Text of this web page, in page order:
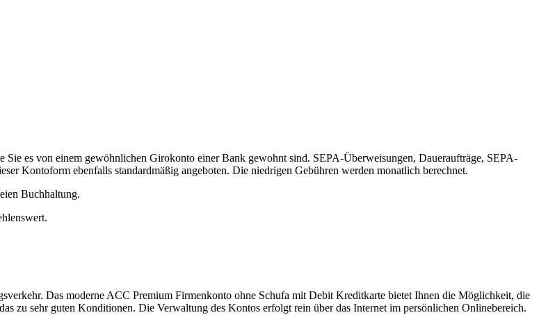
es von einem gewöhnlichen Girokonto einer Bank gewohnt sind. SEPA-Überweisungen, Daueraufträge, SEPA-
Kontoform ebenfalls standardmäßig angeboten. Die niedrigen Gebühren werden monatlich berechnet.
Buchhaltung.
Das moderne ACC Premium Firmenkonto ohne Schufa mit Debit Kreditkarte bietet Ihnen die Möglichkeit, die
zu sehr guten Konditionen. Die Verwaltung des Kontos erfolgt rein über das Internet im persönlichen Onlinebereich.